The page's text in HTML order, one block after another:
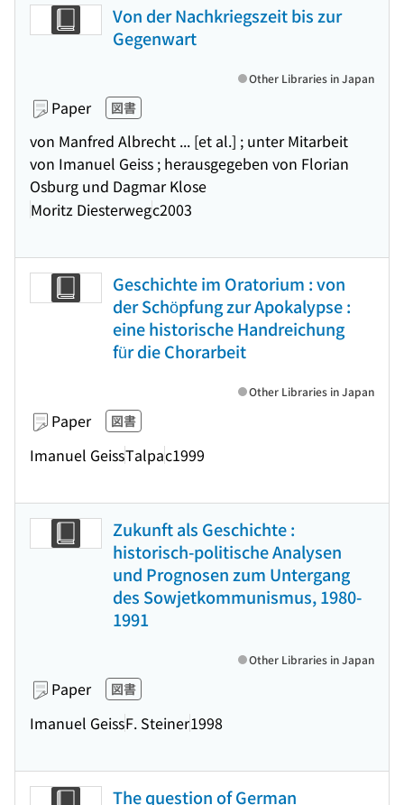
Von der Nachkriegszeit bis zur
Gegenwart
Paper 図書
von Manfred Albrecht ... [et al.] ; unter Mitarbeit
von Imanuel Geiss ; herausgegeben von Florian
Osburg und Dagmar Klose
Moritz Diesterwegc2003
Other Libraries in Japan
Geschichte im Oratorium : von
der Schöpfung zur Apokalypse :
eine historische Handreichung
für die Chorarbeit
Paper 図書
Imanuel GeissTalpac1999
Other Libraries in Japan
Zukunft als Geschichte :
historisch-politische Analysen
und Prognosen zum Untergang
des Sowjetkommunismus, 1980-
1991
Paper 図書
Imanuel GeissF. Steiner1998
Other Libraries in Japan
The question of German